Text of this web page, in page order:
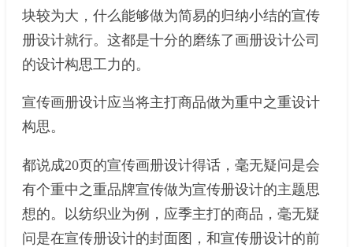
块较为大，什么能够做为简易的归纳小结的宣传
册设计就行。这都是十分的磨练了画册设计公司
的设计构思工力的。
宣传画册设计应当将主打商品做为重中之重设计
构思。
都说成20页的宣传画册设计得话，毫无疑问是会
有个重中之重品牌宣传做为宣传册设计的主题思
想的。以纺织业为例，应季主打的商品，毫无疑
问是在宣传册设计的封面图，和宣传册设计的前